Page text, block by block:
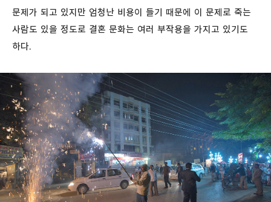
문제가 되고 있지만 엄청난 비용이 들기 때문에 이 문제로 죽는
사람도 있을 정도로 결혼 문화는 여러 부작용을 가지고 있기도
하다.